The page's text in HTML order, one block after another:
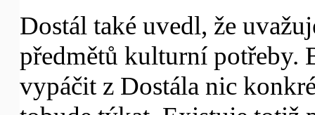
Dostál také uvedl, že
předmětů kulturní potřeby.
vypáčit z Dostála nic